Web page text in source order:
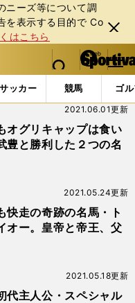
ニーズ等について調
を表⽰する⽬的で Co
はこちら
閉じ
る
web Sportiva (webスポルティーバ)
検索
マイペ
ー
ジ
メニュ
サッカー 競馬 ゴ
(5ページ目)
オグリキャップは食い
豊と勝利した２つの名
2021.06.01更新
快走の奇跡の名馬・ト
オー。皇帝と帝王、父
2021.05.24更新
代主人公・スペシャル
2021.05.18更新